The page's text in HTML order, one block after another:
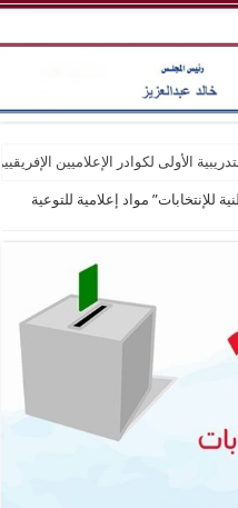
الأولى لكوادر الإعلاميين
للإنتخابات” مواد إعلامية للتوعية